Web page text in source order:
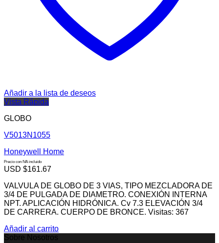
Añadir a la lista de deseos
Vista Rápida
GLOBO
V5013N1055
Honeywell Home
Precio con IVA incluido
USD $161.67
VALVULA DE GLOBO DE 3 VIAS, TIPO MEZCLADORA DE
3/4 DE PULGADA DE DIAMETRO. CONEXIÓN INTERNA
NPT. APLICACIÓN HIDRÓNICA. Cv 7.3 ELEVACIÓN 3/4
DE CARRERA. CUERPO DE BRONCE. Visitas: 367
Añadir al carrito
Sobre Nosotros